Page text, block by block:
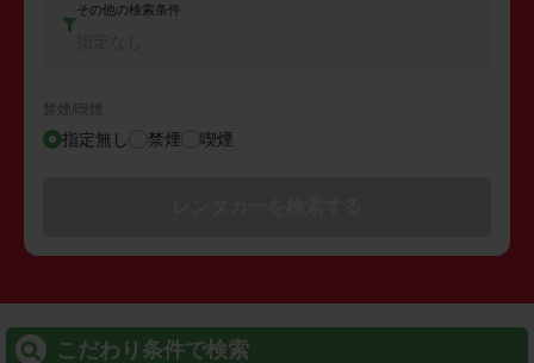
その他の検索条件
禁煙/喫煙
指定無し 禁煙 喫煙
こだわり条件で検索